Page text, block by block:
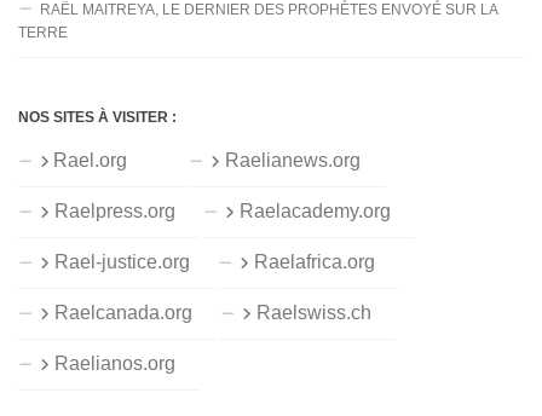
RAËL MAITREYA, LE DERNIER DES PROPHÈTES ENVOYÉ SUR LA
TERRE
NOS SITES À VISITER :
Rael.org Raelianews.org
Raelpress.org Raelacademy.org
Rael-justice.org Raelafrica.org
Raelcanada.org Raelswiss.ch
Raelianos.org